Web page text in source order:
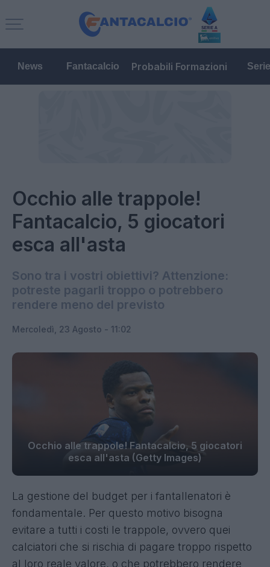
News Fantacalcio Probabili Formazioni
Occhio alle trappole!
Fantacalcio, 5 giocatori
esca all'asta
Sono tra i vostri obiettivi? Attenzione:
potreste pagarli troppo o potrebbero
rendere meno del previsto
Mercoledì, 23 Agosto - 11:02
Occhio alle trappole! Fantacalcio, 5 giocatori
esca all'asta (Getty Images)
La gestione del budget per i fantallenatori è
fondamentale. Per questo motivo bisogna
evitare a tutti i costi le trappole, ovvero quei
calciatori che si rischia di pagare troppo rispetto
al loro reale valore, o che potrebbero rendere